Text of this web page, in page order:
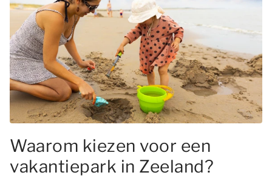
Waarom kiezen voor een
vakantiepark in Zeeland?